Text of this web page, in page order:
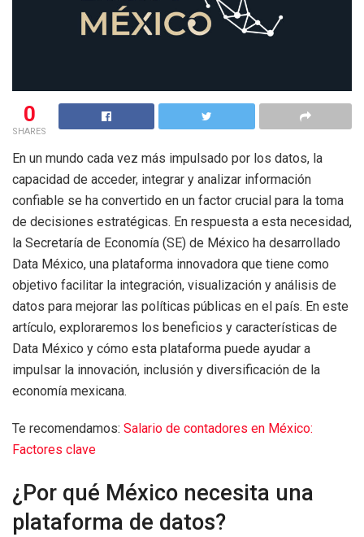
0
SHARES
En un mundo cada vez más impulsado por los datos, la
capacidad de acceder, integrar y analizar información
confiable se ha convertido en un factor crucial para la toma
de decisiones estratégicas. En respuesta a esta necesidad,
la Secretaría de Economía (SE) de México ha desarrollado
Data México, una plataforma innovadora que tiene como
objetivo facilitar la integración, visualización y análisis de
datos para mejorar las políticas públicas en el país. En este
artículo, exploraremos los beneficios y características de
Data México y cómo esta plataforma puede ayudar a
impulsar la innovación, inclusión y diversificación de la
economía mexicana.
Te recomendamos: Salario de contadores en México:
Factores clave
¿Por qué México necesita una
plataforma de datos?